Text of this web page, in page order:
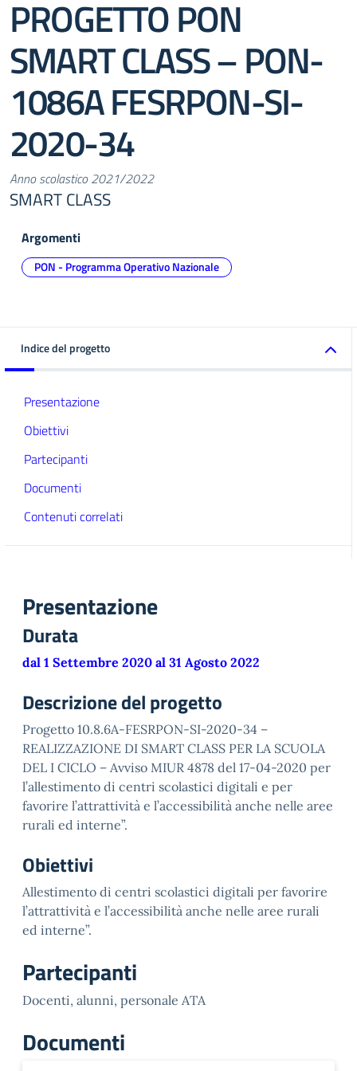
PROGETTO PON
SMART CLASS – PON-
1086A FESRPON-SI-
2020-34
Anno scolastico 2021/2022
SMART CLASS
Argomenti
PON - Programma Operativo Nazionale
Indice del progetto
Presentazione
Obiettivi
Partecipanti
Documenti
Contenuti correlati
Presentazione
Durata
dal 1 Settembre 2020 al 31 Agosto 2022
Descrizione del progetto
Progetto 10.8.6A-FESRPON-SI-2020-34 –
REALIZZAZIONE DI SMART CLASS PER LA SCUOLA
DEL I CICLO – Avviso MIUR 4878 del 17-04-2020 per
l’allestimento di centri scolastici digitali e per
favorire l’attrattività e l’accessibilità anche nelle aree
rurali ed interne”.
Obiettivi
Allestimento di centri scolastici digitali per favorire
l’attrattività e l’accessibilità anche nelle aree rurali
ed interne”.
Partecipanti
Docenti, alunni, personale ATA
Documenti